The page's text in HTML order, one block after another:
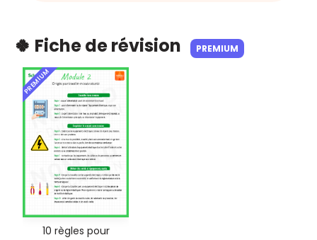
🍀 Fiche de révision PREMIUM
PREMIUM
10 règles pour